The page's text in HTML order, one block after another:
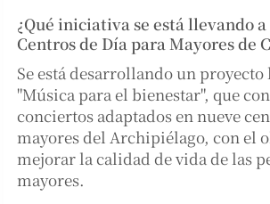
¿Qué iniciativa se está llevando a
Centros de Día para Mayores de
Se está desarrollando un
"Música para el bienestar", que
conciertos adaptados en nueve
mayores del Archipiélago, con el
mejorar la calidad de vida de las
mayores.